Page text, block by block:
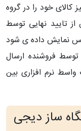
کالای خود را در گروه
تایید نهایی توسط
نمایش داده ی شود
فروشنده ارسال
نرم افزاری بین
ساز دیجی